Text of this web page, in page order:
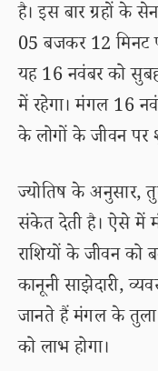
है। इस बार ग्रहों के
05 बजकर 12 मिनट
यह 16 नवंबर को
में रहेगा। मंगल 16
के लोगों के जीवन पर
ज्योतिष के अनुसार,
संकेत देती है। ऐसे में
राशियों के जीवन को
कानूनी साझेदारी,
जानते हैं मंगल के तुला
को लाभ होगा।